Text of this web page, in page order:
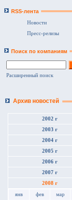
RSS-лента
Новости
Пресс-релизы
Поиск по компаниям
Расширенный поиск
Архив новостей
2002 г
2003 г
2004 г
2005 г
2006 г
2007 г
2008 г
янв фев мар